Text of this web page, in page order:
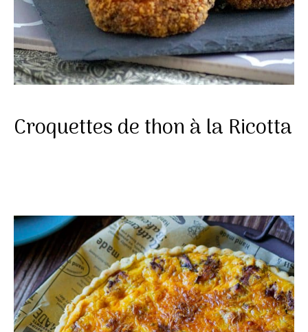
Croquettes de thon à la Ricotta